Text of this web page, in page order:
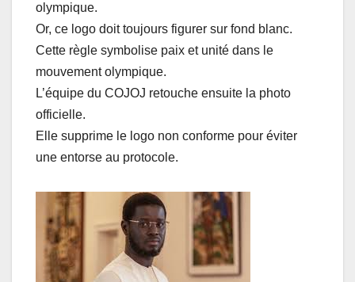
olympique.
Or, ce logo doit toujours figurer sur fond blanc.
Cette règle symbolise paix et unité dans le
mouvement olympique.
L’équipe du COJOJ retouche ensuite la photo
officielle.
Elle supprime le logo non conforme pour éviter
une entorse au protocole.